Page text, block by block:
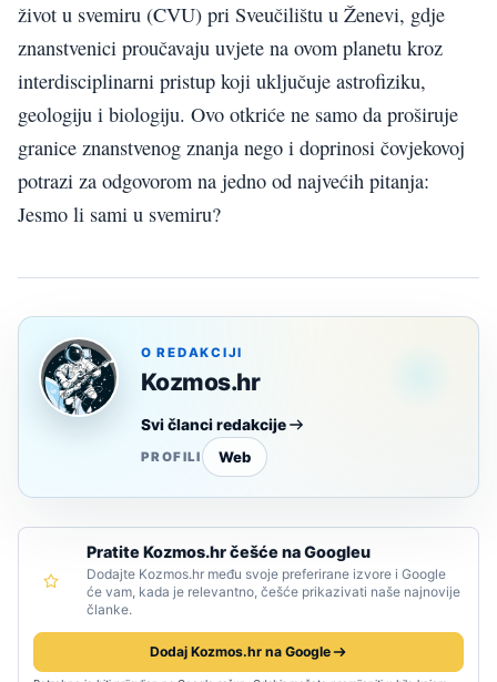
život u svemiru (CVU) pri Sveučilištu u Ženevi, gdje
znanstvenici proučavaju uvjete na ovom planetu kroz
interdisciplinarni pristup koji uključuje astrofiziku,
geologiju i biologiju. Ovo otkriće ne samo da proširuje
granice znanstvenog znanja nego i doprinosi čovjekovoj
potrazi za odgovorom na jedno od najvećih pitanja:
Jesmo li sami u svemiru?
O REDAKCIJI
Kozmos.hr
Svi članci redakcije
PROFILI Web
Pratite Kozmos.hr češće na Googleu
Dodajte Kozmos.hr među svoje preferirane izvore i Google
će vam, kada je relevantno, češće prikazivati naše najnovije
članke.
Dodaj Kozmos.hr na Google